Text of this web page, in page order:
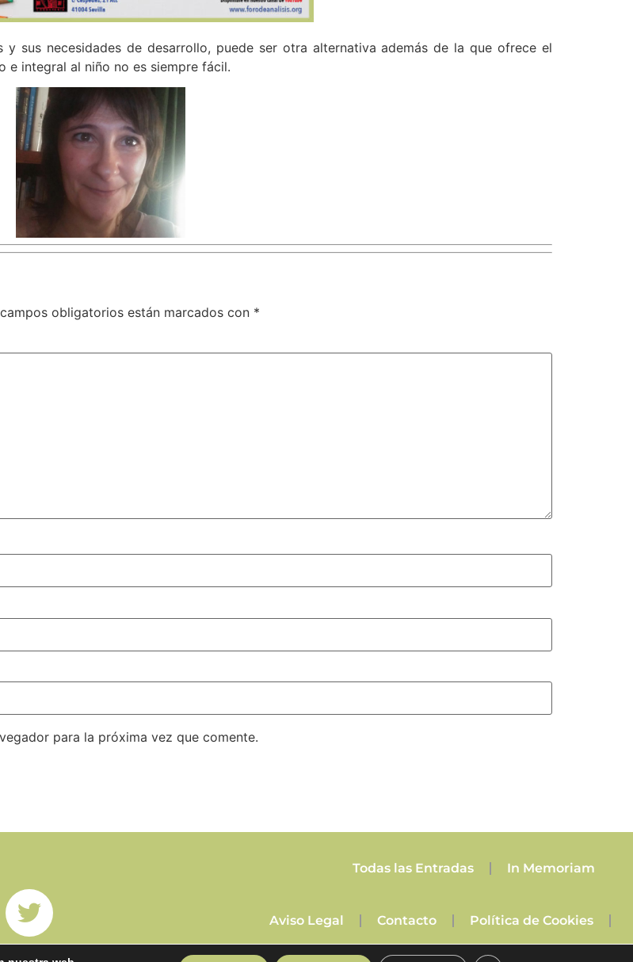
sus necesidades de desarrollo, puede ser otra alternativa además de la que ofrece el
e integral al niño no es siempre fácil.
obligatorios están marcados con *
para la próxima vez que comente.
Todas las Entradas In Memoriam
Aviso Legal Contacto Política de Cookies
Política de Privacidad